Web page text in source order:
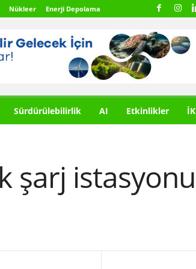
Nükleer Enerji Depolama
Sürdürülebilirlik AI Etkinlikler İK
şarj istasyonu